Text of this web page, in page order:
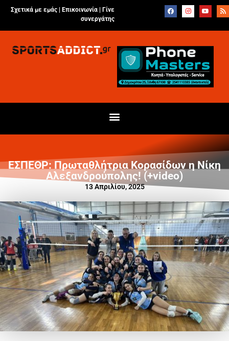
Σχετικά με εμάς | Επικοινωνία
Γίνε
συνεργάτης
ΕΣΠΕΘΡ: Πρωταθλήτρια Κορασίδων η Νίκη
Αλεξανδρούπολης! (+video)
13 Απριλίου, 2025